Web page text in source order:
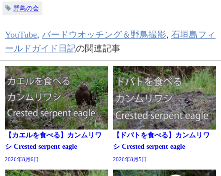
野鳥の会
YouTube, バードウオッチング＆野鳥撮影, 石垣島フィ
ールドガイド日記の関連記事
【カエルを食べる】カンムリワ
シ Crested serpent eagle
2026年8月6日
【ドバトを食べる】カンムリワ
シ Crested serpent eagle
2026年8月5日